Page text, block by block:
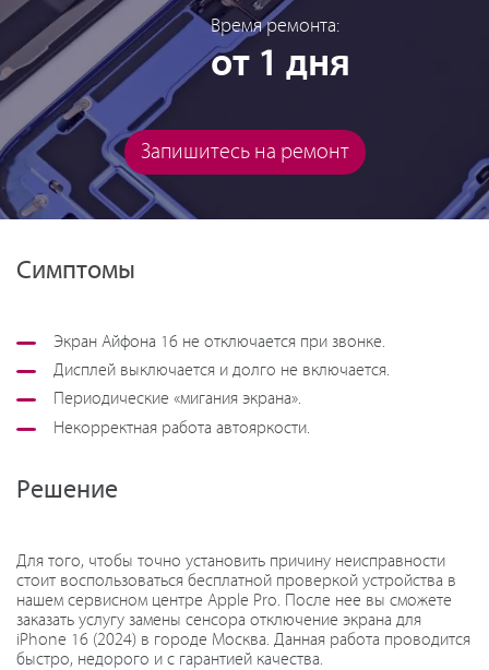
Время ремонта:
от 1 дня
Запишитесь на ремонт
Симптомы
Экран Айфона 16 не отключается при звонке.
Дисплей выключается и долго не включается.
Периодические «мигания экрана».
Некорректная работа автояркости.
Решение
Для того, чтобы точно установить причину неисправности
стоит воспользоваться бесплатной проверкой устройства в
нашем сервисном центре Apple Pro. После нее вы сможете
заказать услугу замены сенсора отключение экрана для
iPhone 16 (2024) в городе Москва. Данная работа проводится
быстро, недорого и с гарантией качества.